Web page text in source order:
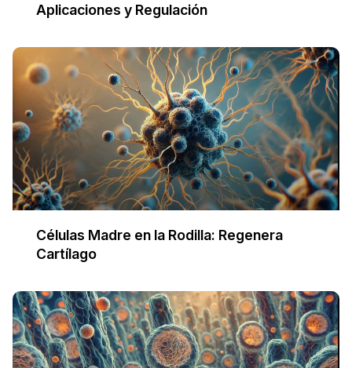
Aplicaciones y Regulación
Células Madre en la Rodilla: Regenera
Cartílago